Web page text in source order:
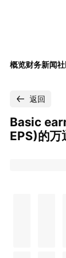
概览财务新闻
返回
Basic
EPS)的万